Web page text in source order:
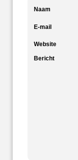
Naam
E-mail
Website
Bericht